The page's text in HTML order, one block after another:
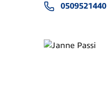
0509521440